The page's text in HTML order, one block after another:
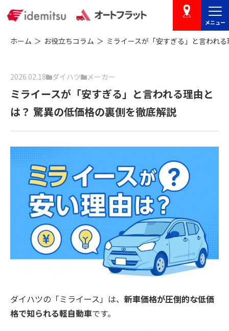
店舗を探す
メニュー
ホーム お役立ちコラム ミライースが「安すぎる」と言われ
2026.02.18 ダイハツ メーカー
ミライースが「安すぎる」と言われる理由と
は？ 驚異の低価格の裏側を徹底解説
ダイハツの「ミライース」は、 新車価格が圧倒的な低価
格で知られる軽自動車です。